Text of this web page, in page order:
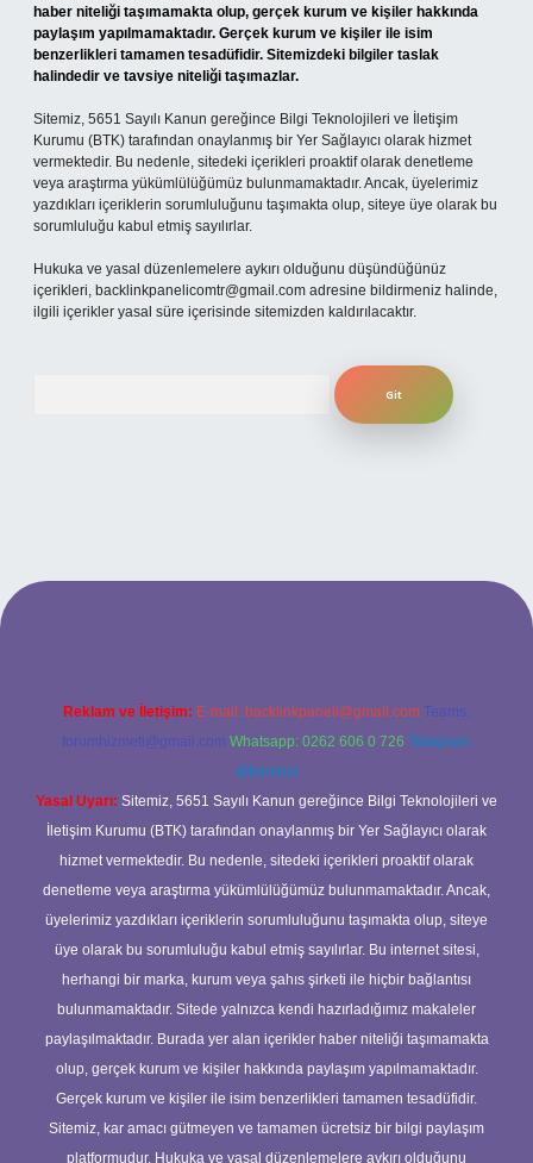
haber niteliği taşımamakta olup, gerçek kurum ve kişiler hakkında
paylaşım yapılmamaktadır. Gerçek kurum ve kişiler ile isim
benzerlikleri tamamen tesadüfidir. Sitemizdeki bilgiler taslak
halindedir ve tavsiye niteliği taşımazlar.
Sitemiz, 5651 Sayılı Kanun gereğince Bilgi Teknolojileri ve İletişim
Kurumu (BTK) tarafından onaylanmış bir Yer Sağlayıcı olarak hizmet
vermektedir. Bu nedenle, sitedeki içerikleri proaktif olarak denetleme
veya araştırma yükümlülüğümüz bulunmamaktadır. Ancak, üyelerimiz
yazdıkları içeriklerin sorumluluğunu taşımakta olup, siteye üye olarak bu
sorumluluğu kabul etmiş sayılırlar.
Hukuka ve yasal düzenlemelere aykırı olduğunu düşündüğünüz
içerikleri, backlinkpanelicomtr@gmail.com adresine bildirmeniz halinde,
ilgili içerikler yasal süre içerisinde sitemizden kaldırılacaktır.
yap
Reklam ve İletişim: E-mail: backlinkpaneli@gmail.com Teams:
forumhizmeti@gmail.com Whatsapp: 0262 606 0 726 Telegram:
@karabul
Yasal Uyarı: Sitemiz, 5651 Sayılı Kanun gereğince Bilgi Teknolojileri ve
İletişim Kurumu (BTK) tarafından onaylanmış bir Yer Sağlayıcı olarak
hizmet vermektedir. Bu nedenle, sitedeki içerikleri proaktif olarak
denetleme veya araştırma yükümlülüğümüz bulunmamaktadır. Ancak,
üyelerimiz yazdıkları içeriklerin sorumluluğunu taşımakta olup, siteye
üye olarak bu sorumluluğu kabul etmiş sayılırlar. Bu internet sitesi,
herhangi bir marka, kurum veya şahıs şirketi ile hiçbir bağlantısı
bulunmamaktadır. Sitede yalnızca kendi hazırladığımız makaleler
paylaşılmaktadır. Burada yer alan içerikler haber niteliği taşımamakta
olup, gerçek kurum ve kişiler hakkında paylaşım yapılmamaktadır.
Gerçek kurum ve kişiler ile isim benzerlikleri tamamen tesadüfidir.
Sitemiz, kar amacı gütmeyen ve tamamen ücretsiz bir bilgi paylaşım
platformudur. Hukuka ve yasal düzenlemelere aykırı olduğunu